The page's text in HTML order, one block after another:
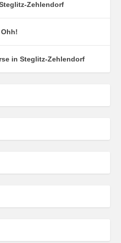
Zehlendorf
in Steglitz-Zehlendorf